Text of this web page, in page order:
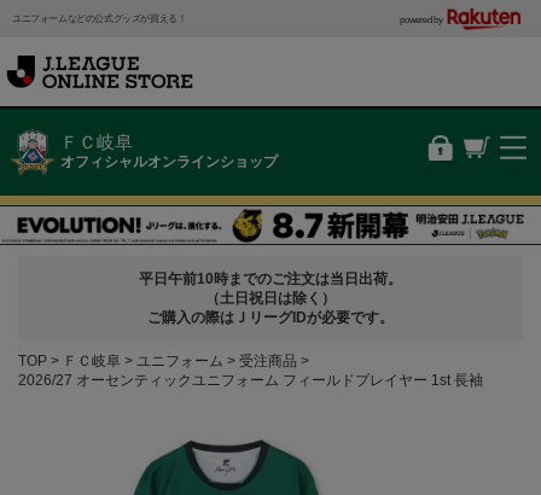
ユニフォームなどの公式グッズが買える！ powered by
ＦＣ岐阜
オフィシャルオンラインショップ
平日午前10時までのご注文は当日出荷。
（土日祝日は除く）
ご購入の際はＪリーグIDが必要です。
TOP ＦＣ岐阜 ユニフォーム
受注商品
2026/27 オーセンティックユニフォーム フィールドプレイヤー 1st 長袖